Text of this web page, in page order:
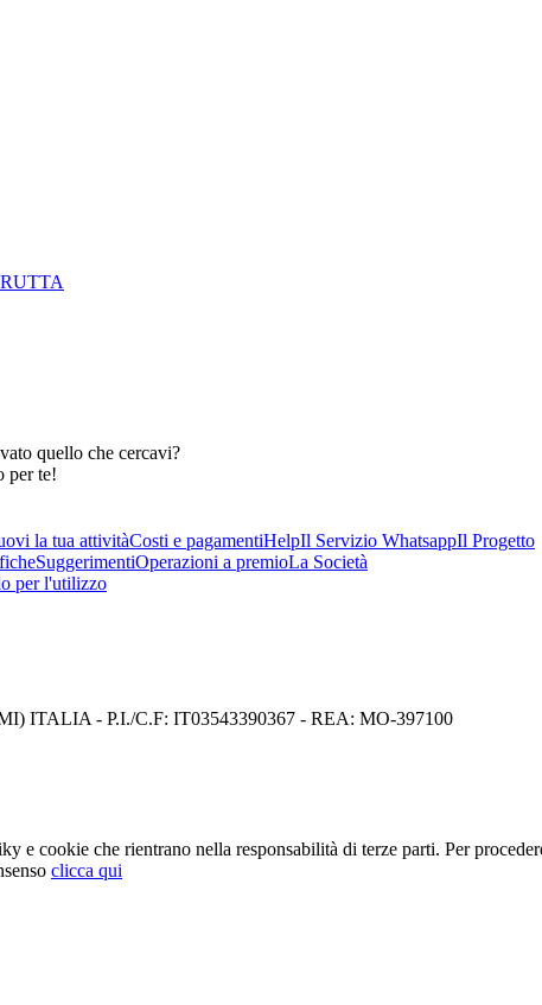
quello che cercavi?
per te!
la tua attivitàCosti e pagamentiHelpIl Servizio WhatsappIl Progetto
SuggerimentiOperazioni a premioLa Società
per l'utilizzo
ITALIA - P.I./C.F: IT03543390367 - REA: MO-397100
cookie che rientrano nella responsabilità di terze parti. Per
clicca qui